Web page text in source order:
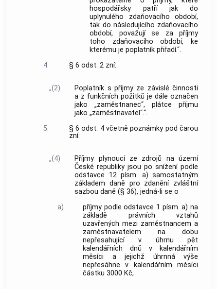
hospodářsky patří jak do
uplynulého zdaňovacího období,
tak do následujícího zdaňovacího
období, považují se za příjmy
toho zdaňovacího období, ke
kterému je poplatník přiřadí.“.
4.
§ 6 odst. 2 zní:
„(2)
Poplatník s příjmy ze závislé činnosti
a z funkčních požitků je dále označen
jako „zaměstnanec“, plátce příjmu
jako „zaměstnavatel“.“.
5.
§ 6 odst. 4 včetně poznámky pod čarou
zní:
„(4)
Příjmy plynoucí ze zdrojů na území
České republiky jsou po snížení podle
odstavce 12 písm. a) samostatným
základem daně pro zdanění zvláštní
sazbou daně (§ 36), jedná-li se o
a)
příjmy podle odstavce 1 písm. a) na
základě právních vztahů
uzavřených mezi zaměstnancem a
zaměstnavatelem na dobu
nepřesahující v úhrnu pět
kalendářních dnů v kalendářním
měsíci a jejichž úhrnná výše
nepřesáhne v kalendářním měsíci
částku 3000 Kč,